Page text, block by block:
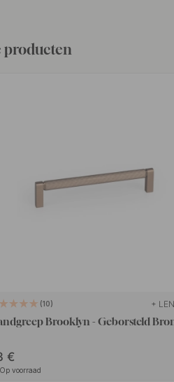
producten
10 +
Brooklyn - Geborsteld
Op voorraad